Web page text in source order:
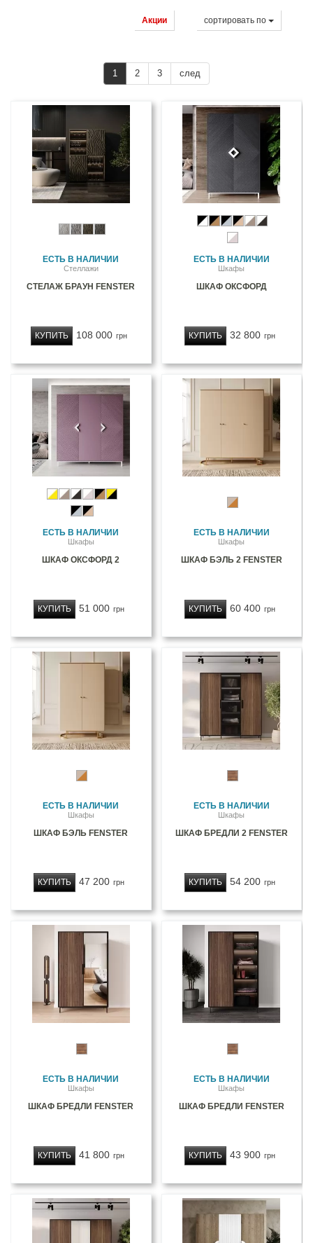
cортировать по
Акции
1 2 3 след
ЕСТЬ В НАЛИЧИИ
Стеллажи
СТЕЛАЖ БРАУН FENSTER
108 000 грн
КУПИТЬ
ЕСТЬ В НАЛИЧИИ
Шкафы
ШКАФ ОКСФОРД
32 800 грн
КУПИТЬ
ЕСТЬ В НАЛИЧИИ
Шкафы
ШКАФ ОКСФОРД 2
51 000 грн
КУПИТЬ
ЕСТЬ В НАЛИЧИИ
Шкафы
ШКАФ БЭЛЬ 2 FENSTER
60 400 грн
КУПИТЬ
ЕСТЬ В НАЛИЧИИ
Шкафы
ШКАФ БЭЛЬ FENSTER
47 200 грн
КУПИТЬ
ЕСТЬ В НАЛИЧИИ
Шкафы
ШКАФ БРЕДЛИ 2 FENSTER
54 200 грн
КУПИТЬ
ЕСТЬ В НАЛИЧИИ
Шкафы
ШКАФ БРЕДЛИ FENSTER
41 800 грн
КУПИТЬ
ЕСТЬ В НАЛИЧИИ
Шкафы
ШКАФ БРЕДЛИ FENSTER
43 900 грн
КУПИТЬ